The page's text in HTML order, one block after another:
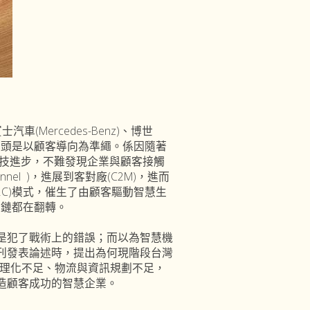
汽車(Mercedes-Benz)、博世
是以顧客導向為準繩。係因隨著
進步，不難發現企業與顧客接觸
)，進展到客對廠(C2M)，進而
模式，催生了由顧客驅動智慧生
都在翻轉。
了戰術上的錯誤；而以為智慧機
表論述時，提出為何現階段台灣
化不足、物流與資訊規劃不足，
客成功的智慧企業。